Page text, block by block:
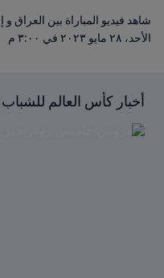
شاهد فيديو المباراة بين العراق و
الأحد، ٢٨ مايو ٢٠٢٣ في ٣:٠٠ م
FA™